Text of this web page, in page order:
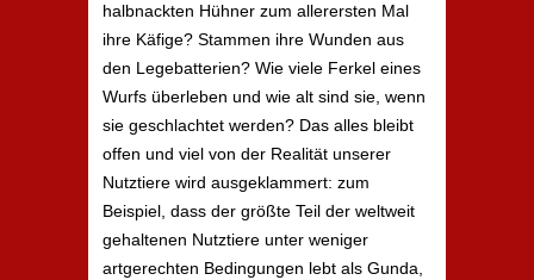
halbnackten Hühner zum allerersten Mal
ihre Käfige? Stammen ihre Wunden aus
den Legebatterien? Wie viele Ferkel eines
Wurfs überleben und wie alt sind sie, wenn
sie geschlachtet werden? Das alles bleibt
offen und viel von der Realität unserer
Nutztiere wird ausgeklammert: zum
Beispiel, dass der größte Teil der weltweit
gehaltenen Nutztiere unter weniger
artgerechten Bedingungen lebt als Gunda,